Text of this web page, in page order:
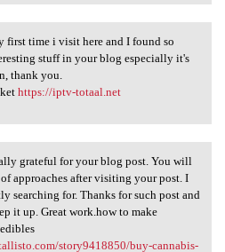
first time i visit
first time i visit here and I found so
stuff in your blog especially it's
thank you.
https://iptv-totaal.net
grateful for
grateful for your blog post. You will
approaches after visiting your post. I
searching for. Thanks for such post and
it up. Great work.how to make
story9418850/buy-cannabis-